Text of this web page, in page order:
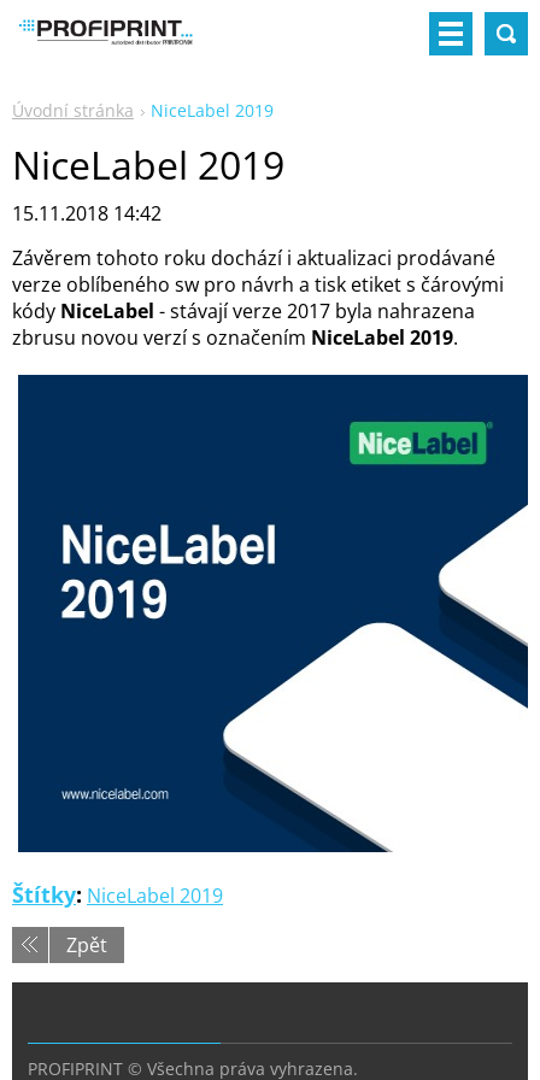
Úvodní stránka NiceLabel 2019
NiceLabel 2019
15.11.2018 14:42
Závěrem tohoto roku dochází i aktualizaci prodávané
verze oblíbeného sw pro návrh a tisk etiket s čárovými
kódy NiceLabel - stávají verze 2017 byla nahrazena
zbrusu novou verzí s označením NiceLabel 2019.
Štítky: NiceLabel 2019
Zpět
PROFIPRINT © Všechna práva vyhrazena.